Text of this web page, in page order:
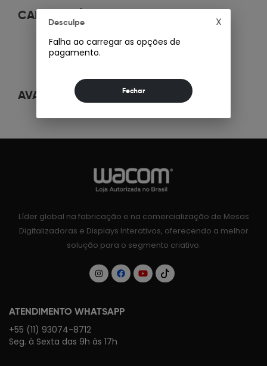
CARACTERÍSTICAS
AVALIAÇÕES
Líder global na fabricação e na comercialização de Mesas
Digitalizadoras e Displays Interativos, oferecendo a melhor
solução para o segmento criativo.
ATENDIMENTO WHATSAPP
+55 (11) 93074-8712
Seg. à Sexta das 9h às 17h
Desculpe
Falha ao carregar as opções de
pagamento.
X